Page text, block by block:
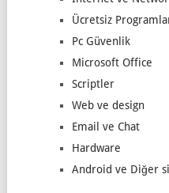
Ücretsiz
Pc Güvenlik
Microsoft Office
Scriptler
Web ve design
Email ve Chat
Hardware
Android ve Diğer